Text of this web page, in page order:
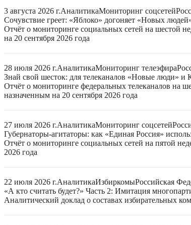
3 августа 2026 г.АналитикаМониторинг соцсетей
Сочувствие греет: «Яблоко» догоняет «Новых
Отчёт о мониторинге социальных сетей на шестой
на 20 сентября 2026 года
28 июля 2026 г.АналитикаМониторинг телеэфира
Знай свой шесток: для телеканалов «Новые люди»
Отчёт о мониторинге федеральных телеканалов на
назначенным на 20 сентября 2026 года
27 июля 2026 г.АналитикаМониторинг соцсетей
Губернаторы-агитаторы: как «Единая Россия»
Отчёт о мониторинге социальных сетей на пятой
2026 года
22 июля 2026 г.АналитикаИзбиркомыРоссийская
«А кто считать будет?» Часть 2: Имитация
Аналитический доклад о составах избирательных